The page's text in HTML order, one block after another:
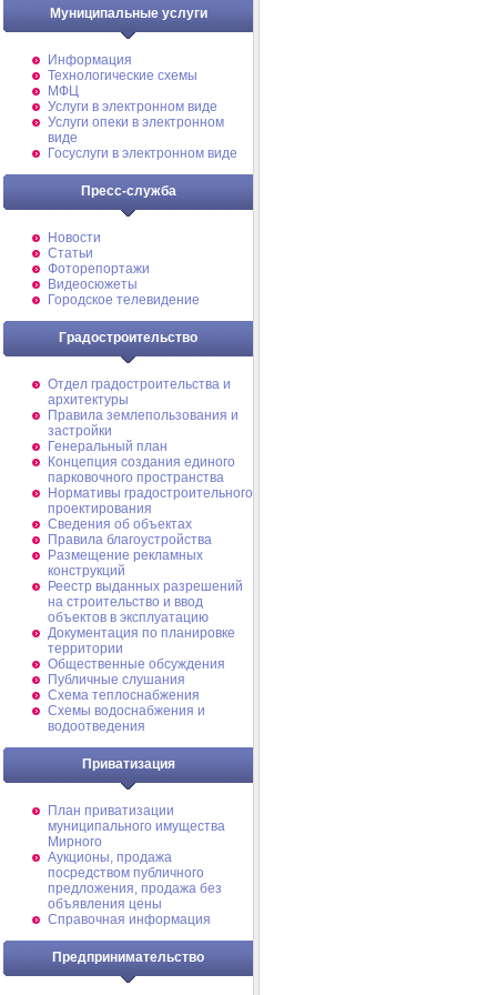
Муниципальные услуги
Информация
Технологические схемы
МФЦ
Услуги в электронном виде
Услуги опеки в электронном
виде
Госуслуги в электронном виде
Пресс-служба
Новости
Статьи
Фоторепортажи
Видеосюжеты
Городское телевидение
Градостроительство
Отдел градостроительства и
архитектуры
Правила землепользования и
застройки
Генеральный план
Концепция создания единого
парковочного пространства
Нормативы градостроительного
проектирования
Сведения об объектах
Правила благоустройства
Размещение рекламных
конструкций
Реестр выданных разрешений
на строительство и ввод
объектов в эксплуатацию
Документация по планировке
территории
Общественные обсуждения
Публичные слушания
Схема теплоснабжения
Схемы водоснабжения и
водоотведения
Приватизация
План приватизации
муниципального имущества
Мирного
Аукционы, продажа
посредством публичного
предложения, продажа без
объявления цены
Справочная информация
Предпринимательство